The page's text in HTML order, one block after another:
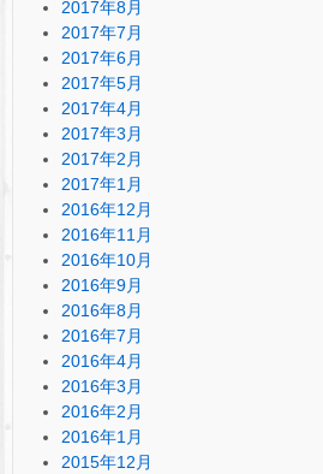
2017年8月
2017年7月
2017年6月
2017年5月
2017年4月
2017年3月
2017年2月
2017年1月
2016年12月
2016年11月
2016年10月
2016年9月
2016年8月
2016年7月
2016年4月
2016年3月
2016年2月
2016年1月
2015年12月